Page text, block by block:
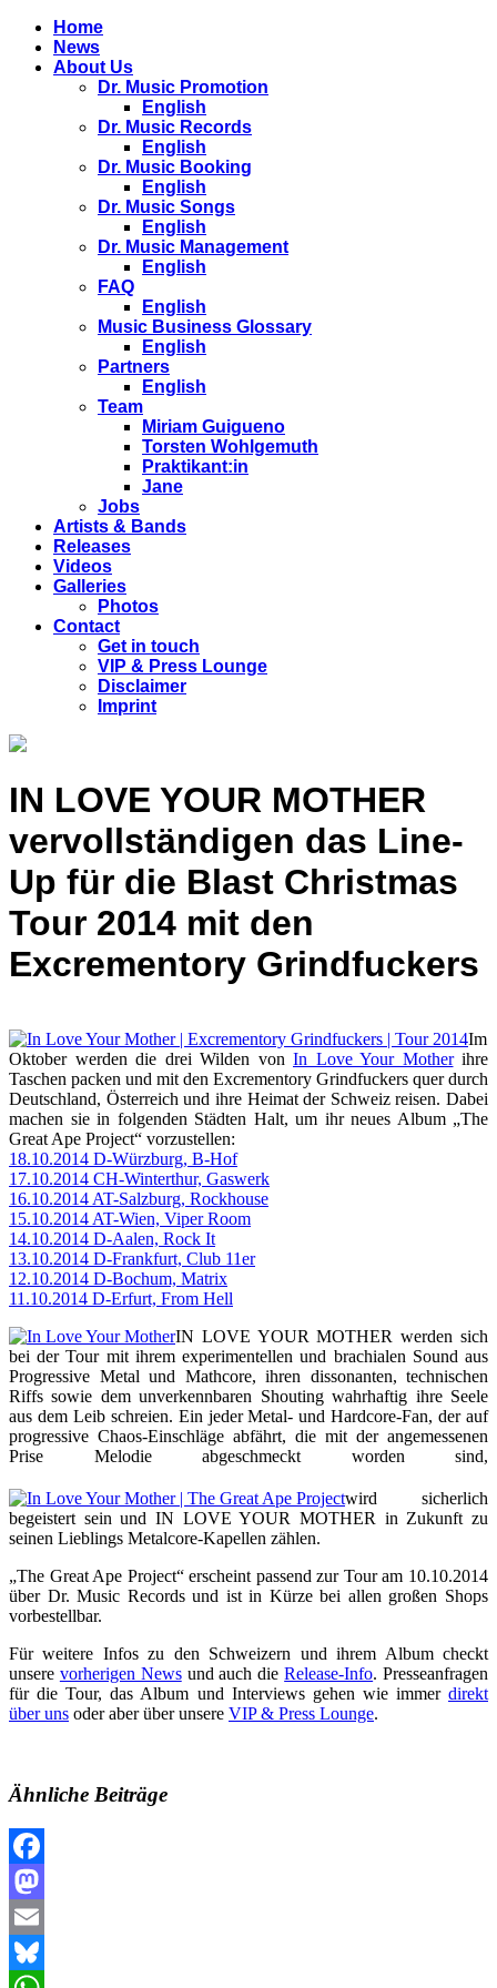
Home
News
About Us
Dr. Music Promotion
English
Dr. Music Records
English
Dr. Music Booking
English
Dr. Music Songs
English
Dr. Music Management
English
FAQ
English
Music Business Glossary
English
Partners
English
Team
Miriam Guigueno
Torsten Wohlgemuth
Praktikant:in
Jane
Jobs
Artists & Bands
Releases
Videos
Galleries
Photos
Contact
Get in touch
VIP & Press Lounge
Disclaimer
Imprint
IN LOVE YOUR MOTHER
vervollständigen das Line-
Up für die Blast Christmas
Tour 2014 mit den
Excrementory Grindfuckers
Im
Oktober werden die drei Wilden von In Love Your Motherihre
Taschen packen und mit den Excrementory Grindfuckers quer durch
Deutschland, Österreich und ihre Heimat der Schweiz reisen. Dabei
machen sie in folgenden Städten Halt, um ihr neues Album „The
Great Ape Project“ vorzustellen:
18.10.2014 D-Würzburg, B-Hof
17.10.2014 CH-Winterthur, Gaswerk
16.10.2014 AT-Salzburg, Rockhouse
15.10.2014 AT-Wien, Viper Room
14.10.2014 D-Aalen, Rock It
13.10.2014 D-Frankfurt, Club 11er
12.10.2014 D-Bochum, Matrix
11.10.2014 D-Erfurt, From Hell
IN LOVE YOUR MOTHER werden sich
bei der Tour mit ihrem experimentellen und brachialen Sound aus
Progressive Metal und Mathcore, ihren dissonanten, technischen
Riffs sowie dem unverkennbaren Shouting wahrhaftig ihre Seele
aus dem Leib schreien. Ein jeder Metal- und Hardcore-Fan, der auf
progressive Chaos-Einschläge abfährt, die mit der angemessenen
Prise Melodie abgeschmeckt worden sind,
wird sicherlich
begeistert sein und IN LOVE YOUR MOTHER in Zukunft zu
seinen Lieblings Metalcore-Kapellen zählen.
„The Great Ape Project“ erscheint passend zur Tour am 10.10.2014
über Dr. Music Records und ist in Kürze bei allen großen Shops
vorbestellbar.
Für weitere Infos zu den Schweizern und ihrem Album checkt
unsere vorherigen Newsund auch dieRelease-Info. Presseanfragen
für die Tour, das Album und Interviews gehen wie immer direkt
über uns oder aber über unsere VIP & Press Lounge.
Ähnliche Beiträge
Facebook
Mastodon
Email